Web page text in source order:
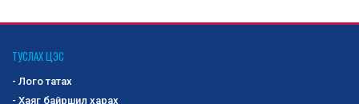
ТУСЛАХ ЦЭС
- Лого татах
- Хаяг байршил харах